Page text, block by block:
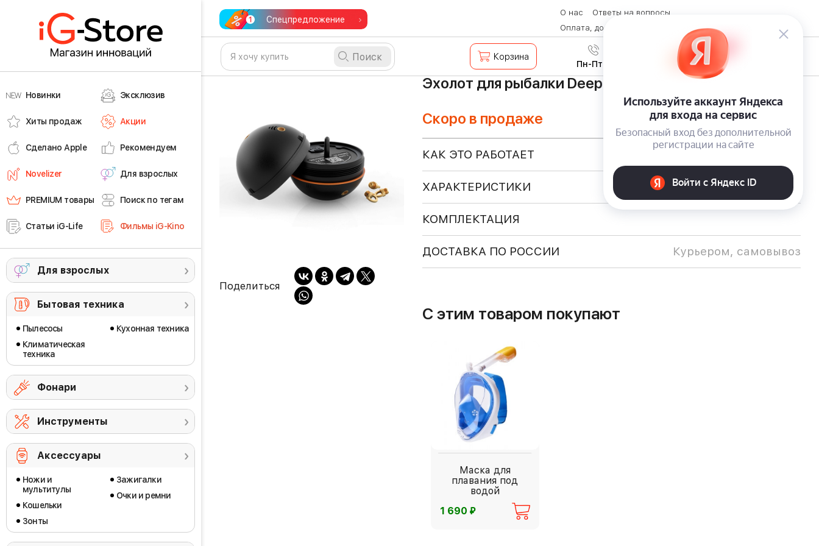
Новинки Эксклюзив
Хиты продаж Акции
Сделано Apple Рекомендуем
Novelizer Для взрослых
PREMIUM товары Поиск по тегам
Статьи iG-Life Фильмы iG-Kino
Для взрослых
Бытовая техника
Пылесосы
Климатическая
техника
Кухонная техника
Фонари
Инструменты
Аксессуары
Ножи и
мультитулы
Кошельки
Зонты
Зажигалки
Очки и ремни
Спецпредложение
О нас
Ответы на вопросы
Оплата, доставка и возврат товара
Контакты
Поиск Корзина 8 (800) 600-28-07
Пн-Пт с 9:00 до 19:00
Поделиться
Эхолот для рыбалки Deeper Smart Fishfinder
Скоро в продаже
КАК ЭТО РАБОТАЕТ
ХАРАКТЕРИСТИКИ
КОМПЛЕКТАЦИЯ
ДОСТАВКА ПО РОССИИ Курьером, самовывоз
С этим товаром покупают
Маска для
плавания под
водой
1 690 ⃏